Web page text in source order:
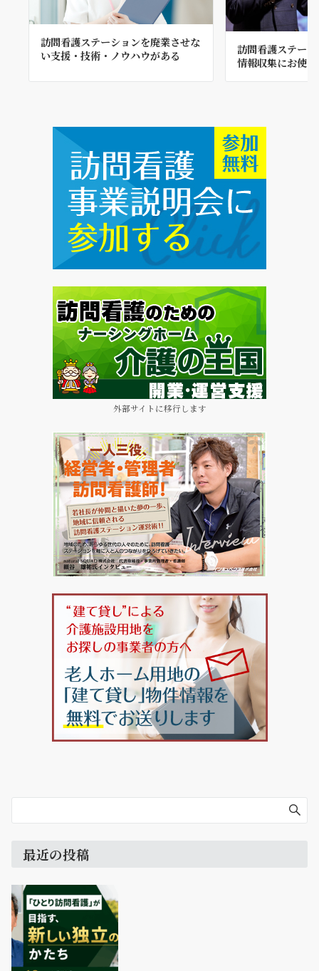
訪問看護ステーションを廃業させな
い支援・技術・ノウハウがある
訪問看護ステー
情報収集にお使
外部サイトに移行します
最近の投稿